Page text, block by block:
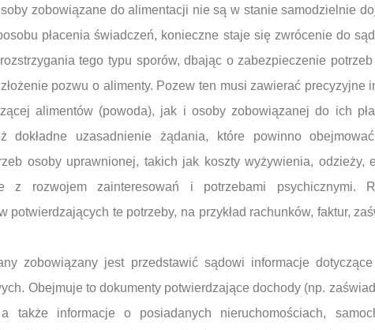
zobowiązane do alimentacji nie są w stanie samodzielnie
płacenia świadczeń, konieczne staje się zwrócenie do
tego typu sporów, dbając o zabezpieczenie
pozwu o alimenty. Pozew ten musi zawierać precyzyjne
alimentów (powoda), jak i osoby zobowiązanej do ich
dokładne uzasadnienie żądania, które powinno
osoby uprawnionej, takich jak koszty wyżywienia, odzieży,
z rozwojem zainteresowań i potrzebami psychicznymi.
potwierdzających te potrzeby, na przykład rachunków, faktur,
zobowiązany jest przedstawić sądowi informacje
Obejmuje to dokumenty potwierdzające dochody (np.
także informacje o posiadanych nieruchomościach,